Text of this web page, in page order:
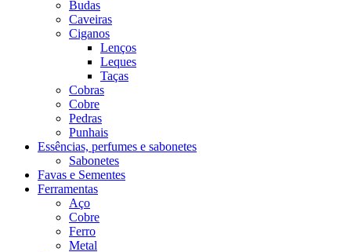
Budas
Caveiras
Ciganos
Lenços
Leques
Taças
Cobras
Cobre
Pedras
Punhais
Essências, perfumes e sabonetes
Sabonetes
Favas e Sementes
Ferramentas
Aço
Cobre
Ferro
Metal